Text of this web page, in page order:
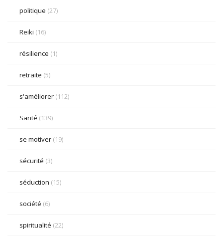
politique (27)
Reiki (16)
résilience (1)
retraite (5)
s'améliorer (112)
Santé (139)
se motiver (19)
sécurité (3)
séduction (15)
société (6)
spiritualité (22)